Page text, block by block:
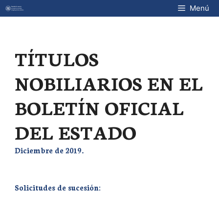
Saltar
al
Menú
TÍTULOS
NOBILIARIOS EN EL
BOLETÍN OFICIAL
DEL ESTADO
Diciembre de 2019.
Solicitudes de sucesión: